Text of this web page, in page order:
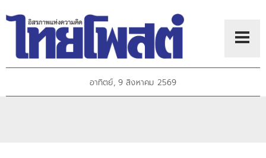
อาทิตย์, 9 สิงหาคม 2569